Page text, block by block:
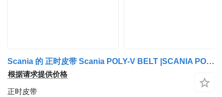
Scania 的 正时皮带 Scania POLY-V BELT |SCANIA POLY-V BELT GENUINE 1803335|1803335-1
根据请求提供价格
正时皮带